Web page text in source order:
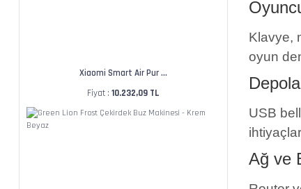
Xiaomi Smart Air Pur ...
Fiyat : 10.232,09 TL
Klavye,
oyun
USB
Ağ ve